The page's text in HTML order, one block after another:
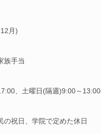
月)
族手当
、土曜日(隔週)9:00～
の祝日、学院で定めた休日